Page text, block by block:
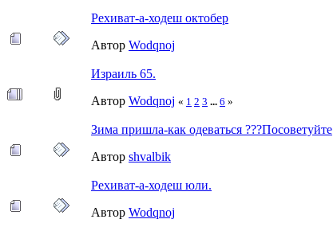
Рехиват-а-ходеш октобер
Автор Wodqnoj
Израиль 65.
Автор Wodqnoj « 1 2 3 ... 6 »
Зима пришла-как одеваться ???Посоветуйте
Автор shvalbik
Рехиват-а-ходеш юли.
Автор Wodqnoj